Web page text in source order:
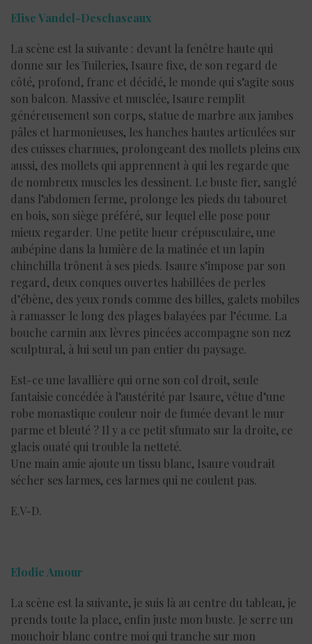
Elise Vandel-Deschaseaux
La scène est la suivante : devant la fenêtre haute qui
donne sur les Tuileries, Isaure fixe, de son regard de
côté, profond, franc et décidé, le monde qui s’agite sous
son balcon. Massive et musclée, Isaure remplit
généreusement son corps, statue de marbre aux jambes
pâles et harmonieuses, les hanches hautes articulées sur
des cuisses charnues, prolongeant des mollets pleins eux
aussi, des mollets qui apprennent à qui les regarde que
de nombreux muscles les dessinent. Le buste fier, sanglé
dans l’abdomen ferme, prolonge les pieds du tabouret
en bois, son siège préféré, sur lequel elle pose pour
mieux regarder. Une petite lueur crépusculaire, une
aubépine dans la lumière de la matinée et un lapin
chinchilla trônent à ses pieds. Isaure s’impose par son
regard, deux conques ouvertes habillées de perles
d’ébène, des yeux ronds comme des billes, galets mobiles
à ramasser le long des plages balayées par l’écume. La
bouche carmin aux lèvres pincées accompagne son nez
sculptural, à lui seul un pan entier du paysage.
Est-ce une lavallière qui orne son col droit, seule
fantaisie concédée à l’austérité par Isaure, vêtue d’une
robe monastique couleur noir de fumée devant le mur
parme et bleuté ? Il y a ce petit sfumato sur la droite, ce
glacis ouaté qui trouble la netteté.
Une main amie ajoute un tissu blanc, Isaure voudrait
sécher ses larmes, ces larmes qui ne coulent pas.
E.V-D.
Elodie Amour
La scène est la suivante, je suis là au centre du tableau, je
prends toute la place, enfin juste mon buste. Je serre un
mouchoir blanc contre moi qui tranche sur mon